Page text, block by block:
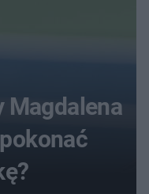
Magdalena
pokonać